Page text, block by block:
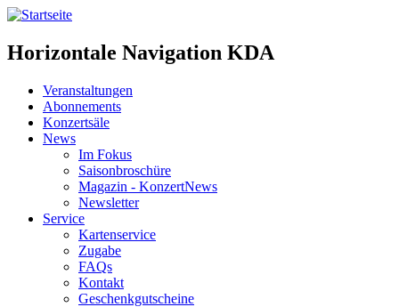
Horizontale Navigation KDA
Veranstaltungen
Abonnements
Konzertsäle
News
Im Fokus
Saisonbroschüre
Magazin - KonzertNews
Newsletter
Service
Kartenservice
Zugabe
FAQs
Kontakt
Geschenkgutscheine